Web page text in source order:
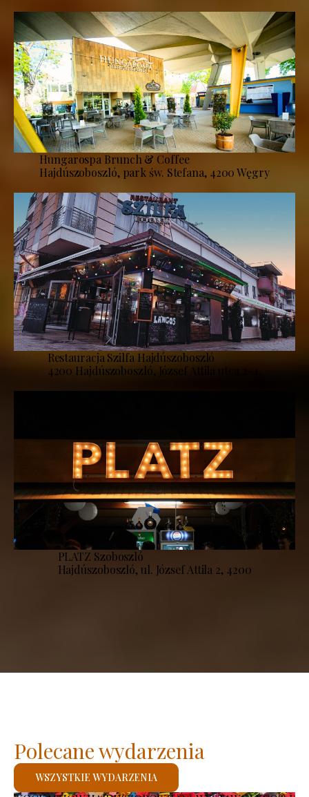
Hungarospa Brunch & Coffee
Hajdúszoboszló, park św. Stefana, 4200 Węgry
Restauracja Szilfa Hajdúszoboszló
4200 Hajdúszoboszló, József Attila utca 2-4.
PLATZ Szoboszló
Hajdúszoboszló, ul. József Attila 2, 4200
Polecane wydarzenia
WSZYSTKIE WYDARZENIA